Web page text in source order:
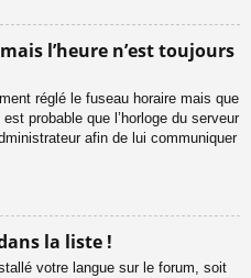
l’heure n’est toujours
réglé le fuseau horaire mais que
probable que l’horloge du serveur
afin de lui communiquer
la liste !
votre langue sur le forum, soit